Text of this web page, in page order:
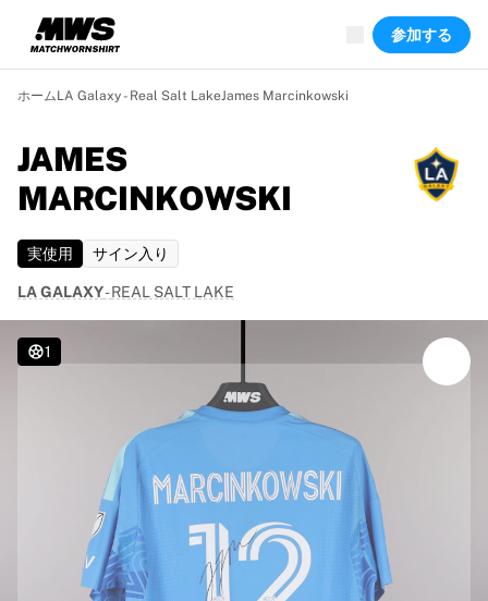
ハイライト
ワールドチャンピオンシップオークション
レジェンドコレクション
ツール・ド・フランス
オークション
開催中の全オークション
隠れた名作
新着
世界選手権オークション
商品
着用済みシャツ
デビューユニフォーム
世界選手権オークション
レジェンドコレクション
参加する
ホームLA Galaxy - Real Salt LakeJames Marcinkowski
JAMES
MARCINKOWSKI
実使用 サイン入り
LA GALAXY-REAL SALT LAKE
1